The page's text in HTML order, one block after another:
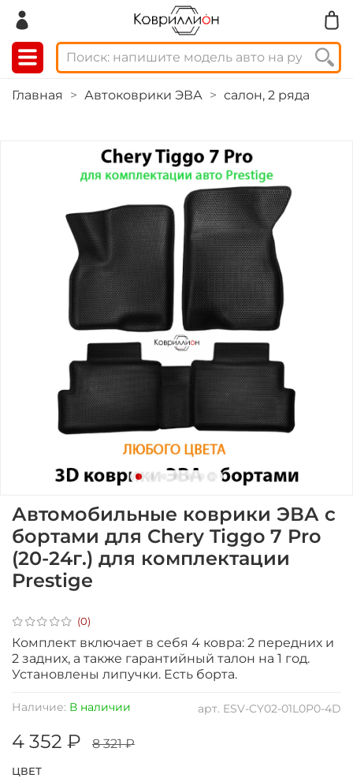
Главная Автоковрики ЭВА салон, 2 ряда
(0)
арт. ESV-CY02-01L0P0-4D
Наличие: В наличии
Автомобильные коврики ЭВА с
бортами для Chery Tiggo 7 Pro
(20-24г.) для комплектации
Prestige
4 352 ₽ 8 321 ₽
ЦВЕТ
Комплект включает в себя 4 ковра: 2 передних и
2 задних, а также гарантийный талон на 1 год.
Установлены липучки. Есть борта.